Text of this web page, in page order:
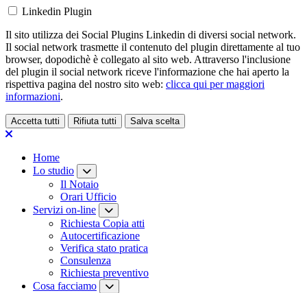
Linkedin Plugin
Il sito utilizza dei Social Plugins Linkedin di diversi social network.
Il social network trasmette il contenuto del plugin direttamente al tuo
browser, dopodichè è collegato al sito web. Attraverso l'inclusione
del plugin il social network riceve l'informazione che hai aperto la
rispettiva pagina del nostro sito web: clicca qui per maggiori
informazioni.
Accetta tutti Rifiuta tutti Salva scelta
Loading...
Home
Lo studio
Il Notaio
Orari Ufficio
Servizi on-line
Richiesta Copia atti
Autocertificazione
Verifica stato pratica
Consulenza
Richiesta preventivo
Cosa facciamo